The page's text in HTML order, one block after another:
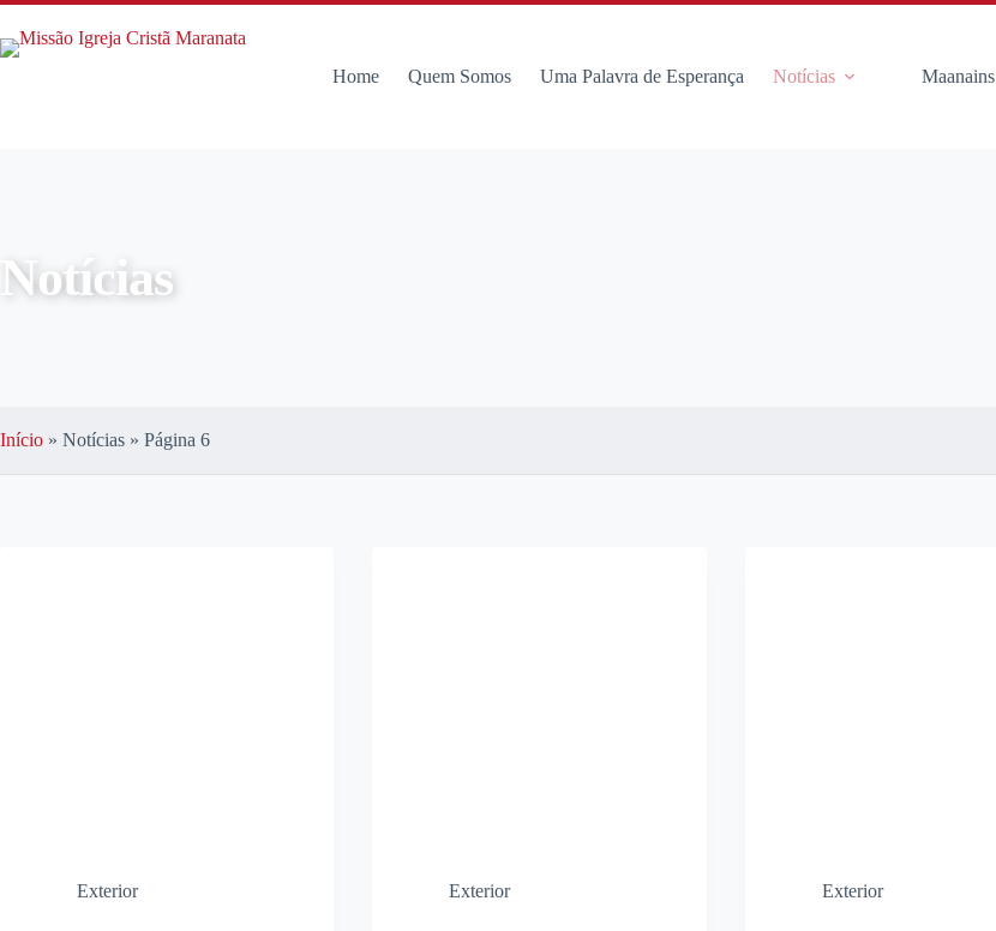
Home Quem Somos Uma Palavra de Esperança Notícias Maanains
Notícias
Início » Notícias » Página 6
Exterior Exterior Exterior